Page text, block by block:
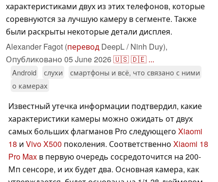
характеристиками двух из этих телефонов, которые
соревнуются за лучшую камеру в сегменте. Также
были раскрыты некоторые детали дисплея.
Alexander Fagot (перевод DeepL / Ninh Duy),
Опубликовано 05 June 2026🇺🇸🇩🇪 ...
Android слухи
смартфоны и всё, что связано с ними
о камерах
Известный утечка информации подтвердил, какие
характеристики камеры можно ожидать от двух
самых больших флагманов Pro следующего Xiaomi
18 и Vivo X500 поколения. Соответственно Xiaomi 18
Pro Max в первую очередь сосредоточится на 200-
Мп сенсоре, и их будет два. Основная камера, как